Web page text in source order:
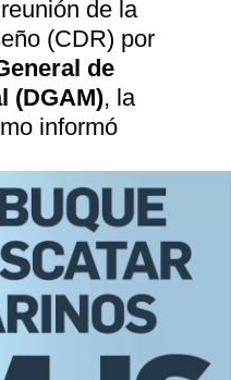
de la
(CDR) por
de
(DGAM), la
informó